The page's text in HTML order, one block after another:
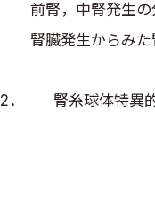
前腎，中腎発生の
腎臓発生からみた
2．
腎糸球体特異